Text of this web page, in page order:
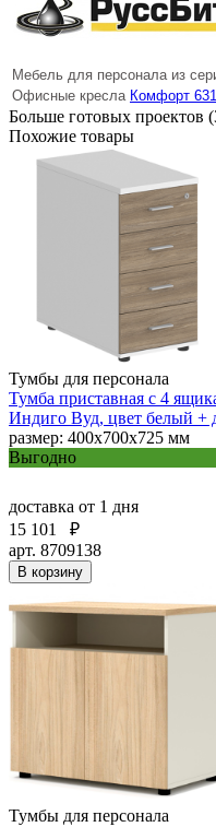
Мебель для персонала из
Офисные кресла Комфорт
Больше готовых проектов
Похожие товары
Тумбы для персонала
Тумба приставная с 4
Индиго Вуд, цвет белый +
размер: 400х700х725 мм
Выгодно
доставка от 1 дня
15 101
₽
арт. 8709138
В корзину
Тумбы для персонала